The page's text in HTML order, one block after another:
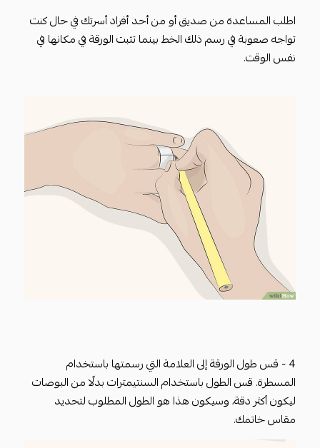
اطلب المساعدة من صديق أو من أحد أفراد أسرتك في حال كنت
تواجه صعوبة في رسم ذلك الخط بينما تثبت الورقة في مكانها في
نفس الوقت.
4 - قس طول الورقة إلى العلامة التي رسمتها باستخدام
المسطرة. قس الطول باستخدام السنتيمترات بدلًا من البوصات
ليكون أكثر دقة، وسيكون هذا هو الطول المطلوب لتحديد
مقاس خاتمك.